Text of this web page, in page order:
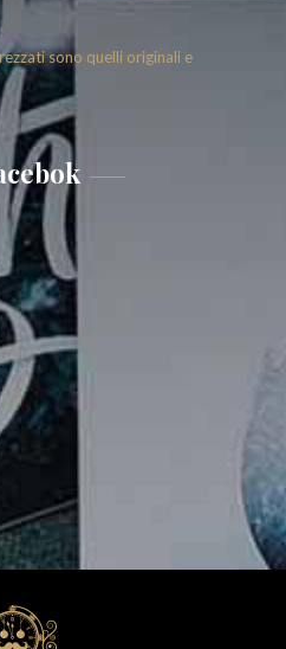
sono quelli originali e